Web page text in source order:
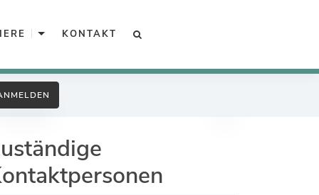
Unterkategorien von Karriere
Arbeitgeber Kreisverwaltung
Ausbildung, Praktikum, BFD
Ingenieure
KONTAKT